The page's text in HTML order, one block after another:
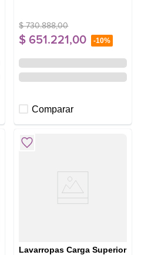
$ 730.888,00
$ 651 .221 ,00 -10%
Comparar
Lavarropas Carga Superior